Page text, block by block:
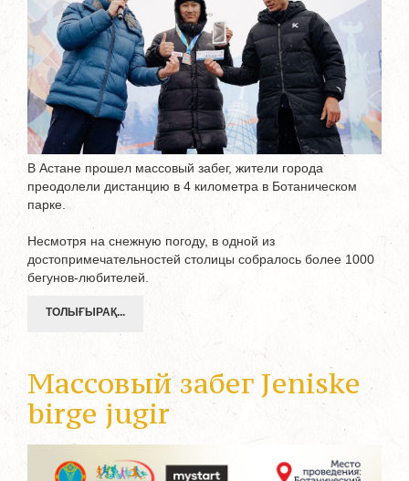
В Астане прошел массовый забег, жители города
преодолели дистанцию в 4 километра в Ботаническом
парке.
Несмотря на снежную погоду, в одной из
достопримечательностей столицы собралось более 1000
бегунов-любителей.
ТОЛЫҒЫРАҚ...
Массовый забег Jeniske
birge jugir